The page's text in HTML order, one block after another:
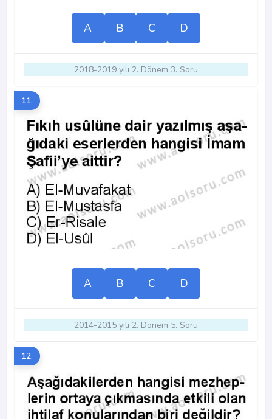
A B C D
2018-2019 yılı 2. Dönem 3. Soru
11.
A B C D
2014-2015 yılı 2. Dönem 5. Soru
12.